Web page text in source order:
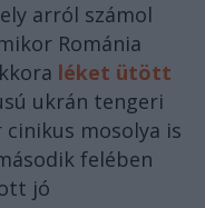
arról számol
Románia
léket ütött
ukrán tengeri
mosolya is
felében
jó